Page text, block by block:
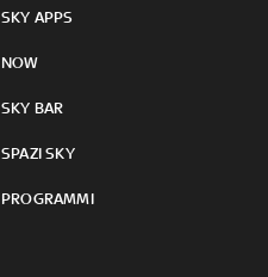
SKY APPS
NOW
SKY BAR
SPAZI SKY
PROGRAMMI